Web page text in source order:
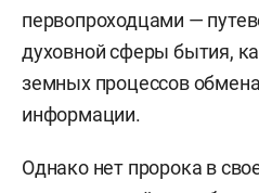
первопроходцами —
духовной сферы бытия,
земных процессов
информации.
Однако нет пророка в